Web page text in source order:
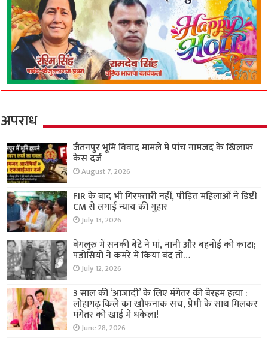
अपराध
जैतनपुर भूमि विवाद मामले में पांच नामजद के खिलाफ
केस दर्ज
August 7, 2026
FIR के बाद भी गिरफ्तारी नहीं, पीड़ित महिलाओं ने डिप्टी
CM से लगाई न्याय की गुहार
July 13, 2026
बेंगलुरु में सनकी बेटे ने मां, नानी और बहनोई को काटा;
पड़ोसियों ने कमरे में किया बंद तो…
July 12, 2026
3 साल की ‘आजादी’ के लिए मंगेतर की बेरहम हत्या :
लोहागढ़ किले का खौफनाक सच, प्रेमी के साथ मिलकर
मंगेतर को खाई में धकेला!
June 28, 2026